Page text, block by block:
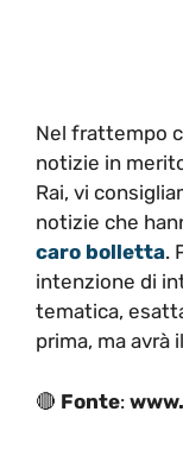
Nel frattempo
notizie in
Rai, vi
notizie che
caro bolletta.
intenzione di
tematica,
prima, ma avrà
🔴 Fonte: